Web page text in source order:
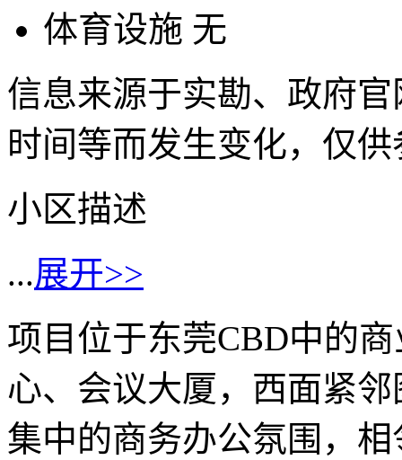
体育设施 无
信息来源于实勘、政府
时间等而发生变化，仅
小区描述
...展开>>
项目位于东莞CBD中的
心、会议大厦，西面紧
集中的商务办公氛围，